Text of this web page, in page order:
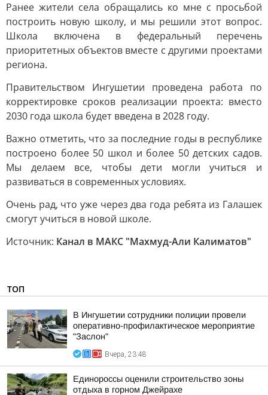
Ранее жители села обращались ко мне с просьбой
построить новую школу, и мы решили этот вопрос.
Школа включена в федеральный перечень
приоритетных объектов вместе с другими проектами
региона.
Правительством Ингушетии проведена работа по
корректировке сроков реализации проекта: вместо
2030 года школа будет введена в 2028 году.
Важно отметить, что за последние годы в республике
построено более 50 школ и более 50 детских садов.
Мы делаем все, чтобы дети могли учиться и
развиваться в современных условиях.
Очень рад, что уже через два года ребята из Галашек
смогут учиться в новой школе.
Источник: Канал в МАКС "Махмуд-Али Калиматов"
ТОП
В Ингушетии сотрудники полиции провели
оперативно-профилактическое мероприятие
"Заслон"
Вчера, 23:48
Единороссы оценили строительство зоны
отдыха в горном Джейрахе